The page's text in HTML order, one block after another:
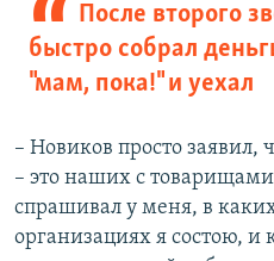
После второго
быстро собрал
"мам, пока!" и уехал
– Новиков просто заявил,
– это наших с
спрашивал у меня, в
организациях я состою, и